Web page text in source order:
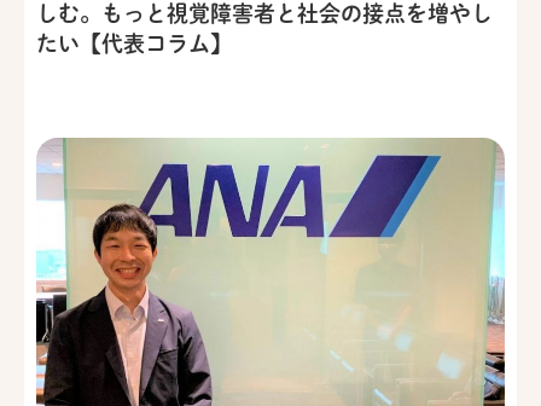
しむ。もっと視覚障害者と社会の接点を増やし
たい【代表コラム】